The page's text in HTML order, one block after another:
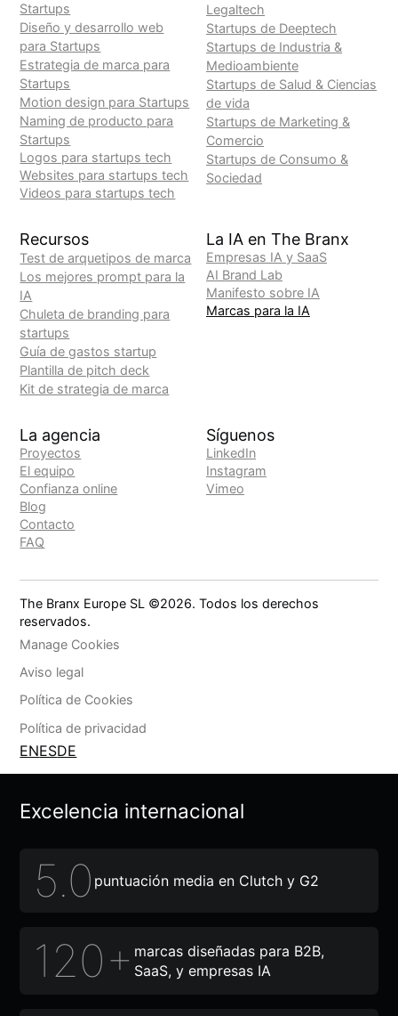
Startups
Diseño y desarrollo web
para Startups
Estrategia de marca para
Startups
Motion design para Startups
Naming de producto para
Startups
Logos para startups tech
Websites para startups tech
Videos para startups tech
Legaltech
Startups de Deeptech
Startups de Industria &
Medioambiente
Startups de Salud & Ciencias
de vida
Startups de Marketing &
Comercio
Startups de Consumo &
Sociedad
Recursos
Test de arquetipos de marca
Los mejores prompt para la
IA
Chuleta de branding para
startups
Guía de gastos startup
Plantilla de pitch deck
Kit de strategia de marca
La IA en The Branx
Empresas IA y SaaS
AI Brand Lab
Manifesto sobre IA
Marcas para la IA
La agencia
Proyectos
El equipo
Confianza online
Blog
Contacto
FAQ
Síguenos
LinkedIn
Instagram
Vimeo
The Branx Europe SL ©2026. Todos los derechos
reservados.
Manage Cookies
Aviso legal
Política de Cookies
Política de privacidad
ENESDE
Excelencia internacional
5.0 puntuación media en Clutch y G2
120+ marcas diseñadas para B2B,
SaaS, y empresas IA